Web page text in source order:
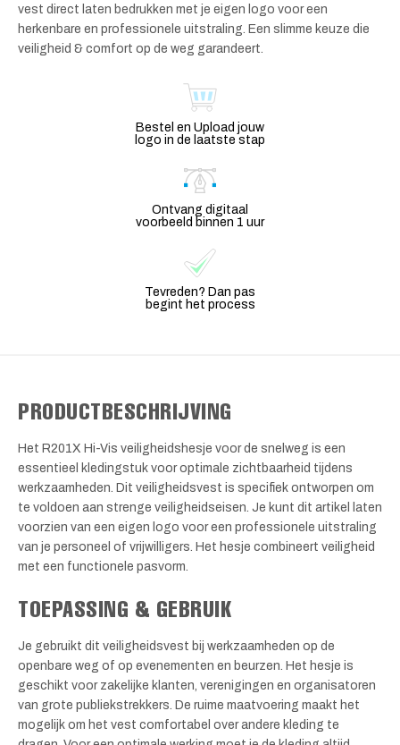
vest direct laten bedrukken met je eigen logo voor een
herkenbare en professionele uitstraling. Een slimme keuze die
veiligheid & comfort op de weg garandeert.
Bestel en Upload jouw
logo in de laatste stap
Ontvang digitaal
voorbeeld binnen 1 uur
Tevreden? Dan pas
begint het process
PRODUCTBESCHRIJVING
Het R201X Hi-Vis veiligheidshesje voor de snelweg is een
essentieel kledingstuk voor optimale zichtbaarheid tijdens
werkzaamheden. Dit veiligheidsvest is specifiek ontworpen om
te voldoen aan strenge veiligheidseisen. Je kunt dit artikel laten
voorzien van een eigen logo voor een professionele uitstraling
van je personeel of vrijwilligers. Het hesje combineert veiligheid
met een functionele pasvorm.
TOEPASSING & GEBRUIK
Je gebruikt dit veiligheidsvest bij werkzaamheden op de
openbare weg of op evenementen en beurzen. Het hesje is
geschikt voor zakelijke klanten, verenigingen en organisatoren
van grote publiekstrekkers. De ruime maatvoering maakt het
mogelijk om het vest comfortabel over andere kleding te